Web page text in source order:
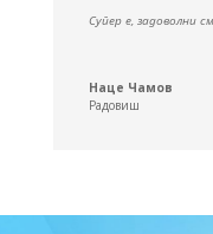
Супер е, задоволни
Наце Чамов
Радовиш